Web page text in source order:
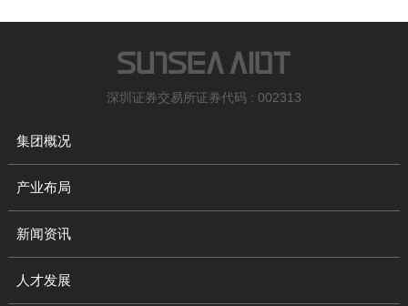
深圳证券交易所证券代码 : 002313
集团概况
产业布局
新闻资讯
人才发展